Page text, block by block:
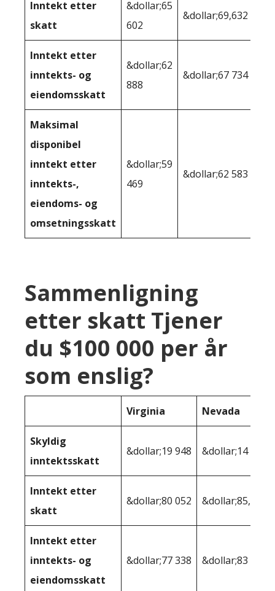
Inntekt etter
skatt
&dollar;65
602
&dollar;69,632
Inntekt etter
inntekts- og
eiendomsskatt
&dollar;62
888
&dollar;67 734
Maksimal
disponibel
inntekt etter
inntekts-,
eiendoms- og
omsetningsskatt
&dollar;59
469
&dollar;62 583
Sammenligning
etter skatt Tjener
du $100 000 per år
som enslig?
Virginia Nevada
Skyldig
inntektsskatt
&dollar;19 948 &dollar;14 768
Inntekt etter
skatt
&dollar;80 052 &dollar;85,232
Inntekt etter
inntekts- og
eiendomsskatt
&dollar;77 338 &dollar;83 334